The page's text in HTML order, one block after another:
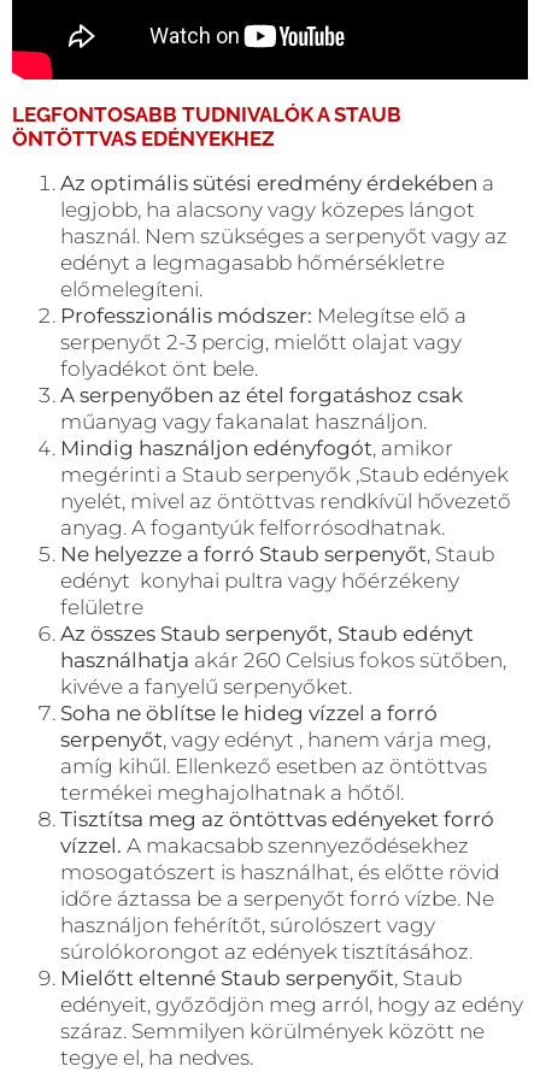
LEGFONTOSABB TUDNIVALÓK ASTAUB
ÖNTÖTTVAS EDÉNYEKHEZ
Az optimális sütési eredmény érdekében a
legjobb, ha alacsony vagy közepes lángot
használ. Nem szükséges a serpenyőt vagy az
edényt a legmagasabb hőmérsékletre
előmelegíteni.
Professzionális módszer: Melegítse elő a
serpenyőt 2-3 percig, mielőtt olajat vagy
folyadékot önt bele.
A serpenyőben az étel forgatáshoz csak
műanyag vagy fakanalat használjon.
Mindig használjon edényfogót, amikor
megérinti a Staub serpenyők ,Staub edények
nyelét, mivel az öntöttvas rendkívül hővezető
anyag. A fogantyúk felforrósodhatnak.
Ne helyezze a forró Staub serpenyőt, Staub
edényt konyhai pultra vagy hőérzékeny
felületre
Az összes Staub serpenyőt, Staub edényt
használhatja akár 260 Celsius fokos sütőben,
kivéve a fanyelű serpenyőket.
Soha ne öblítse le hideg vízzel a forró
serpenyőt, vagy edényt , hanem várja meg,
amíg kihűl. Ellenkező esetben az öntöttvas
termékei meghajolhatnak a hőtől.
Tisztítsa meg az öntöttvas edényeket forró
vízzel. A makacsabb szennyeződésekhez
mosogatószert is használhat, és előtte rövid
időre áztassa be a serpenyőt forró vízbe. Ne
használjon fehérítőt, súrolószert vagy
súrolókorongot az edények tisztításához.
Mielőtt eltenné Staub serpenyőit, Staub
edényeit, győződjön meg arról, hogy az edény
száraz. Semmilyen körülmények között ne
tegye el, ha nedves.